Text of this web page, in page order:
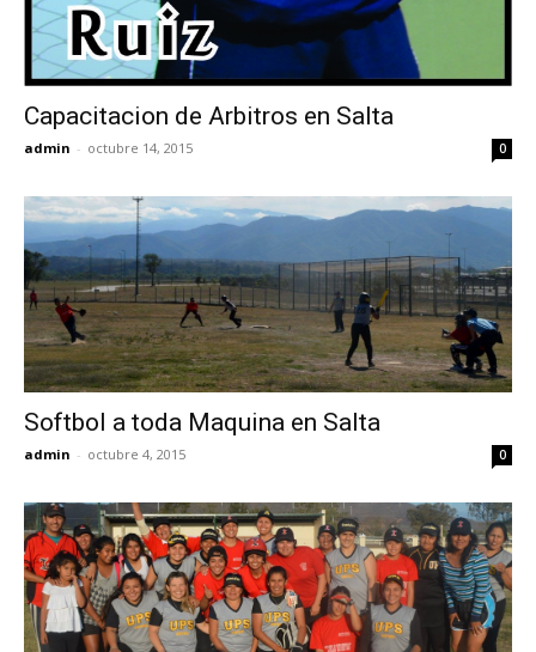
Capacitacion de Arbitros en Salta
admin - octubre 14, 2015 0
Softbol a toda Maquina en Salta
admin - octubre 4, 2015 0